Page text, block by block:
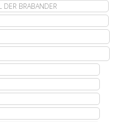
DER BRABANDER